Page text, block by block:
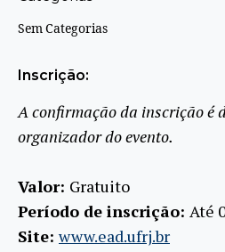
Sem Categorias
Inscrição:
A confirmação da inscrição é
organizador do evento.
Valor: Gratuito
Período de inscrição: Até
Site:www.ead.ufrj.br